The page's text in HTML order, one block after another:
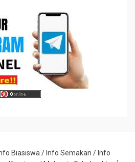
Biasiswa / Info Semakan / Info